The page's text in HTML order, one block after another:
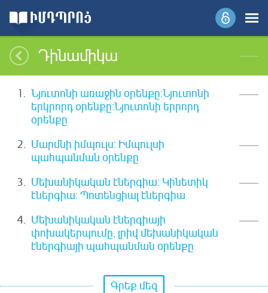
Դինամիկա
Նյուտոնի առաջին օրենքը:Նյուտոնի
երկրորդ օրենքը:Նյուտոնի երրորդ
օրենքը
Մարմնի իմպուլս: Իմպուլսի
պահպանման օրենքը
Մեխանիկական էներգիա: Կինետիկ
էներգիա: Պոտենցիալ էներգիա
Մեխանիկական էներգիայի
փոխակերպումը, լրիվ մեխանիկական
էներգիայի պահպանման օրենքը
Գրեք մեզ